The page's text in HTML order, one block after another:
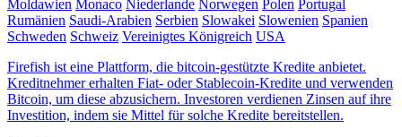
Moldawien Monaco Niederlande Norwegen Polen Portugal
Rumänien Saudi-Arabien Serbien Slowakei Slowenien Spanien
Schweden Schweiz Vereinigtes Königreich USA
Firefish ist eine Plattform, die bitcoin-gestützte Kredite anbietet.
Kreditnehmer erhalten Fiat- oder Stablecoin-Kredite und verwenden
Bitcoin, um diese abzusichern. Investoren verdienen Zinsen auf ihre
Investition, indem sie Mittel für solche Kredite bereitstellen.